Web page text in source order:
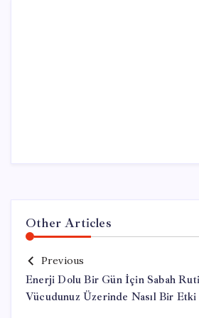
Other Articles
Previous
Enerji Dolu Bir Gün İçin Sabah
Vücudunuz Üzerinde Nasıl Bir Etki